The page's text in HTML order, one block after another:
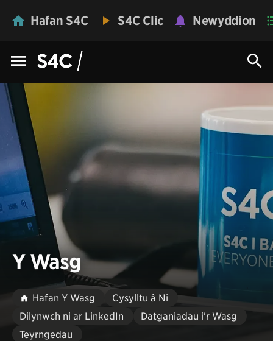
Hafan S4C S4C Clic Newyddion
Y Wasg
Hafan Y Wasg
Cysylltu â Ni
Dilynwch ni ar LinkedIn
Datganiadau i'r Wasg
Teyrngedau